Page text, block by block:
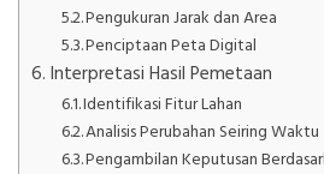
Pengukuran Jarak dan Area
Penciptaan Peta Digital
Interpretasi Hasil Pemetaan
Identifikasi Fitur Lahan
Analisis Perubahan Seiring Waktu
Pengambilan Keputusan